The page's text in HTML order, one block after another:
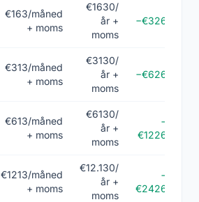
€163/måned
+ moms
€1630/
år +
moms
−€326
€313/måned
+ moms
€3130/
år +
moms
−€626
€613/måned
+ moms
€6130/
år +
moms
−
€1226
€1213/måned
+ moms
€12.130/
år +
moms
−
€2426